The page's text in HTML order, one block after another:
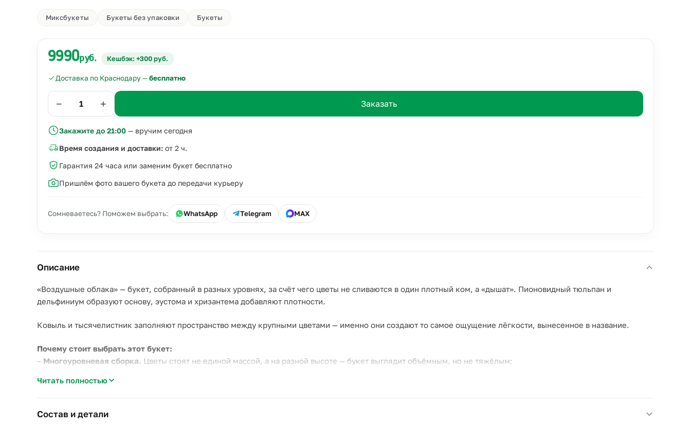
Миксбукеты Букеты без упаковки Букеты
9990руб. Кешбэк: +300 руб.
Доставка по Краснодару —бесплатно
− + Заказать
Закажите до 21:00 — вручим сегодня
Время создания и доставки: от 2 ч.
Гарантия 24 часа или заменим букет бесплатно
Пришлём фото вашего букета до передачи курьеру
Сомневаетесь? Поможем выбрать: WhatsApp Telegram MAX
Описание
«Воздушные облака» — букет, собранный в разных уровнях, за счёт чего цветы не сливаются в один плотный ком, а «дышат». Пионовидный тюльпан и
дельфиниум образуют основу, эустома и хризантема добавляют плотности.
Ковыль и тысячелистник заполняют пространство между крупными цветами — именно они создают то самое ощущение лёгкости, вынесенное в название.
Почему стоит выбрать этот букет:
– Многоуровневая сборка. Цветы стоят не единой массой, а на разной высоте — букет выглядит объёмным, но не тяжёлым;
–Дельфиниум как акцент.
Подойдёт на день рождения, в качестве весеннего подарка или просто как повод удивить без особого события.
Читать полностью
Состав и детали